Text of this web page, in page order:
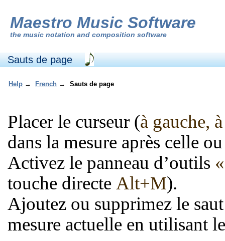
Maestro Music Software
the music notation and composition software
Sauts de page
Help → French → Sauts de page
Placer le curseur (à gauche,
dans la mesure après celle
Activez le panneau d’outils
touche directe Alt+M).
Ajoutez ou supprimez le
mesure actuelle en utilisant